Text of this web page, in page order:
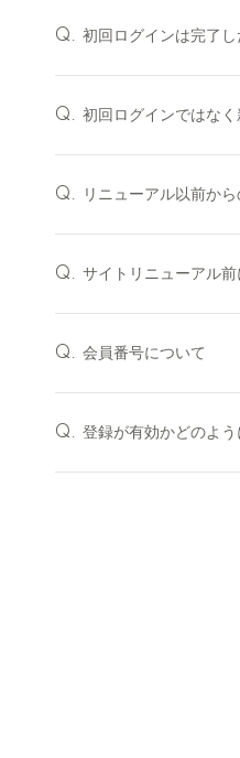
Q. 初回ログインは完了
Q. 初回ログインではな
Q. リニューアル以前か
Q. サイトリニューアル
Q. 会員番号について
Q. 登録が有効かどのよ